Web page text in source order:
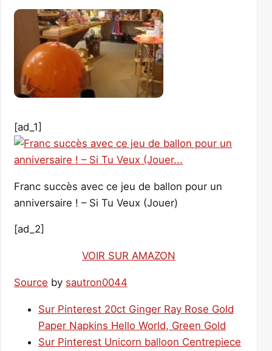
[ad_1]
Franc succès avec ce jeu de ballon pour un
anniversaire ! – Si Tu Veux (Jouer)
[ad_2]
VOIR SUR AMAZON
Source by sautron0044
Sur Pinterest 20ct Ginger Ray Rose Gold
Paper Napkins Hello World, Green Gold
Sur Pinterest Unicorn balloon Centrepiece